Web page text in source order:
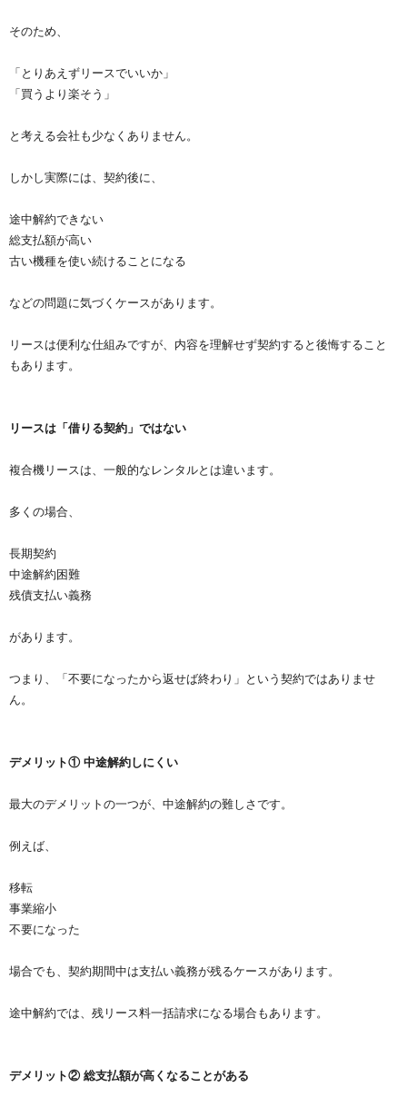
そのため、
「とりあえずリースでいいか」
「買うより楽そう」
と考える会社も少なくありません。
しかし実際には、契約後に、
途中解約できない
総支払額が高い
古い機種を使い続けることになる
などの問題に気づくケースがあります。
リースは便利な仕組みですが、内容を理解せず契約すると後悔すること
もあります。
リースは「借りる契約」ではない
複合機リースは、一般的なレンタルとは違います。
多くの場合、
長期契約
中途解約困難
残債支払い義務
があります。
つまり、「不要になったから返せば終わり」という契約ではありませ
ん。
デメリット① 中途解約しにくい
最大のデメリットの一つが、中途解約の難しさです。
例えば、
移転
事業縮小
不要になった
場合でも、契約期間中は支払い義務が残るケースがあります。
途中解約では、残リース料一括請求になる場合もあります。
デメリット② 総支払額が高くなることがある